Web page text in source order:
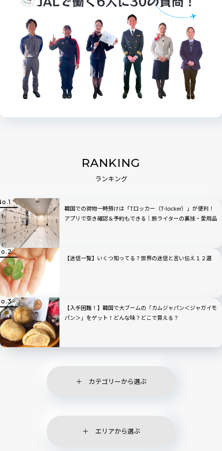
RANKING
ランキング
韓国での荷物一時預けは「Tロッカー（T-locker）」が便利！
アプリで空き確認＆予約もできる｜旅ライターの裏技・愛用品
【迷信一覧】いくつ知ってる？世界の迷信と言い伝え１２選
【入手困難！】韓国で大ブームの「カムジャパン＜ジャガイモ
パン＞」をゲット！どんな味？どこで買える？
カテゴリーから選ぶ
エリアから選ぶ